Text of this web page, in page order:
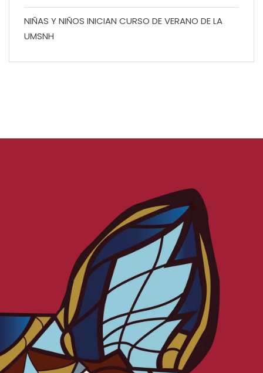
NIÑAS Y NIÑOS INICIAN CURSO DE VERANO DE LA
UMSNH